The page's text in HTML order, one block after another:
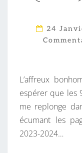
24
L’affreux
espérer que les
me replonge
écumant les
2023-2024…